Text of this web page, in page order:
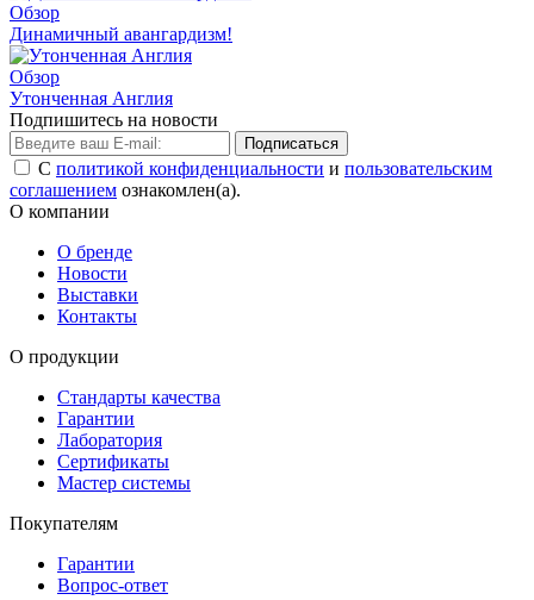
Обзор
Динамичный авангардизм!
Обзор
Утонченная Англия
Подпишитесь на новости
Подписаться
С политикой конфиденциальности и пользовательским
соглашением ознакомлен(а).
О компании
О бренде
Новости
Выставки
Контакты
О продукции
Стандарты качества
Гарантии
Лаборатория
Сертификаты
Мастер системы
Покупателям
Гарантии
Вопрос-ответ